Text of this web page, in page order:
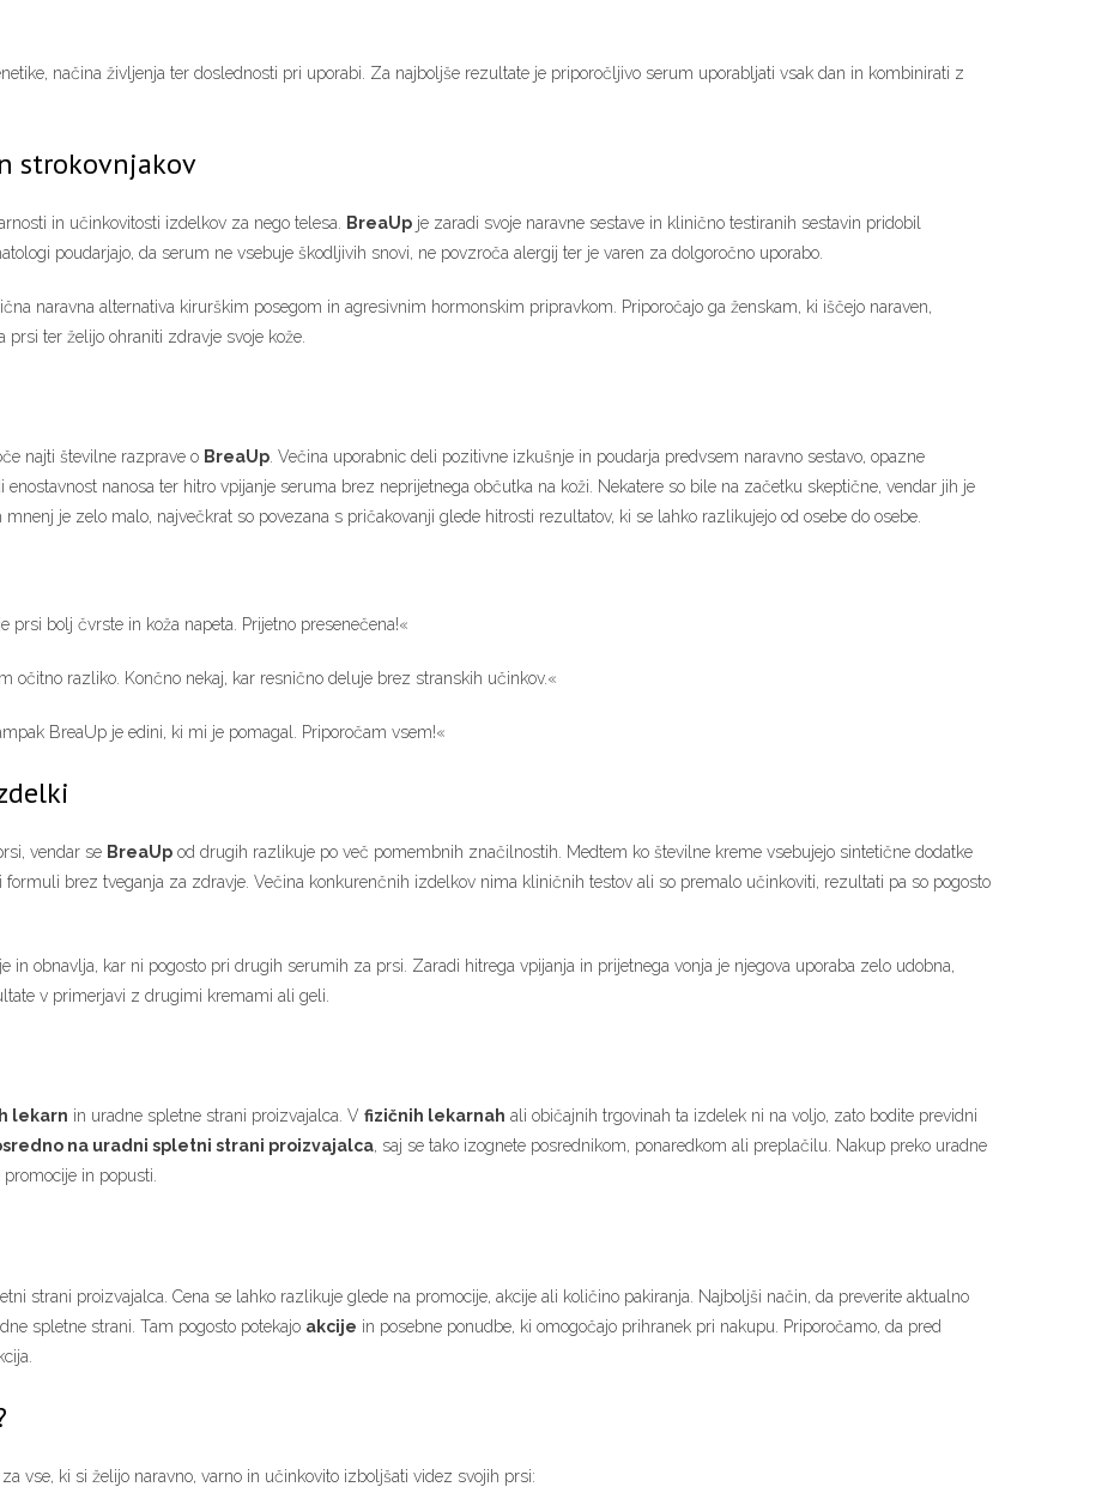
načina življenja ter doslednosti pri uporabi. Za najboljše rezultate je priporočljivo serum uporabljati vsak dan in kombinirati z
strokovnjakov
in učinkovitosti izdelkov za nego telesa. BreaUp je zaradi svoje naravne sestave in klinično testiranih sestavin pridobil
poudarjajo, da serum ne vsebuje škodljivih snovi, ne povzroča alergij ter je varen za dolgoročno uporabo.
naravna alternativa kirurškim posegom in agresivnim hormonskim pripravkom. Priporočajo ga ženskam, ki iščejo naraven,
ter želijo ohraniti zdravje svoje kože.
najti številne razprave o BreaUp . Večina uporabnic deli pozitivne izkušnje in poudarja predvsem naravno sestavo, opazne
nanosa ter hitro vpijanje seruma brez neprijetnega občutka na koži. Nekatere so bile na začetku skeptične, vendar jih je
je zelo malo, največkrat so povezana s pričakovanji glede hitrosti rezultatov, ki se lahko razlikujejo od osebe do osebe.
prsi bolj čvrste in koža napeta. Prijetno presenečena!«
očitno razliko. Končno nekaj, kar resnično deluje brez stranskih učinkov.«
BreaUp je edini, ki mi je pomagal. Priporočam vsem!«
vendar se BreaUp od drugih razlikuje po več pomembnih značilnostih. Medtem ko številne kreme vsebujejo sintetične dodatke
brez tveganja za zdravje. Večina konkurenčnih izdelkov nima kliničnih testov ali so premalo učinkoviti, rezultati pa so pogosto
in obnavlja, kar ni pogosto pri drugih serumih za prsi. Zaradi hitrega vpijanja in prijetnega vonja je njegova uporaba zelo udobna,
v primerjavi z drugimi kremami ali geli.
lekarn in uradne spletne strani proizvajalca. V fizičnih lekarnah ali običajnih trgovinah ta izdelek ni na voljo, zato bodite previdni
na uradni spletni strani proizvajalca, saj se tako izognete posrednikom, ponaredkom ali preplačilu. Nakup preko uradne
in popusti.
strani proizvajalca. Cena se lahko razlikuje glede na promocije, akcije ali količino pakiranja. Najboljši način, da preverite aktualno
spletne strani. Tam pogosto potekajo akcije in posebne ponudbe, ki omogočajo prihranek pri nakupu. Priporočamo, da pred
vse, ki si želijo naravno, varno in učinkovito izboljšati videz svojih prsi: